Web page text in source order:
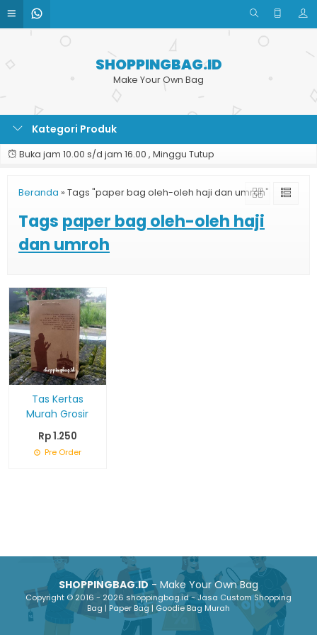
SHOPPINGBAG.ID
Make Your Own Bag
Kategori Produk
Buka jam 10.00 s/d jam 16.00 , Minggu Tutup
Beranda » Tags "paper bag oleh-oleh haji dan umroh"
Tags paper bag oleh-oleh haji
dan umroh
Tas Kertas
Murah Grosir
Rp 1.250
Pre Order
SHOPPINGBAG.ID- Make Your Own Bag
Copyright © 2016 - 2026 shoppingbag.id - Jasa Custom Shopping
Bag | Paper Bag | Goodie Bag Murah